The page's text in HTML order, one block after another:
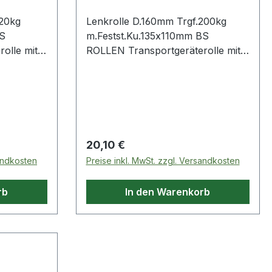
mit
·
·
Lenkrolle D.160mm Trgf.200kg
m.Festst.Ku.135x110mm BS
ROLLEN Transportgeräterolle mit
und nicht kreidend · Rollenlager ·
Radkörper Kunststoff · mit
Plattenbefestigung · Totalfeststeller
nachlaufend montiert Weitere
technische Eigenschaften: ·
Schraublochentfernung:
Regulärer Preis:
20,10 €
Preise inkl. MwSt. zzgl. Versandkosten
In den Warenkorb